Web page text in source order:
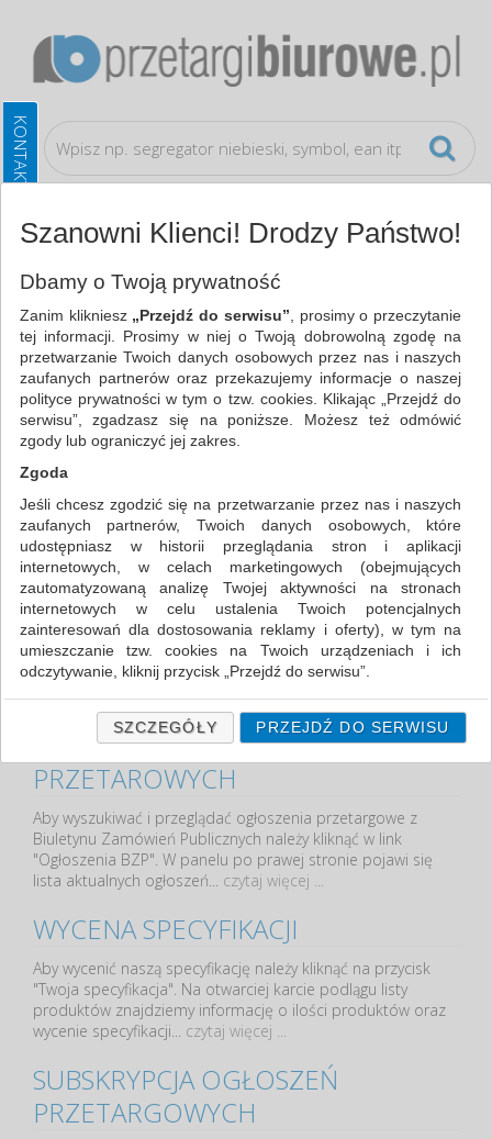
Pomoc
ZAPYTANIE OFERTOWE
Aby wysłać zapytanie ofertowe powinniśmy posiadać
założone konto użytkownika w przetargibiurowe.pl oraz
wygenerowaną specyfikację, do której oferty chcemy
otrzymać. Pierwszym krokiem w tym celu jest kliknięcie...
czytaj więcej ...
FILMY INSTRUKTAŻOWE
Poniżej znajduje się film prezentujący możliwości serwisu
przetargibiurowe.pl.czytaj więcej ...
OFISOWO
W naszym serwisie posiadamy bazę ponad 10000
produktów biurowych. Służy ona do tworzenia poprawnych i
zgodnych z prawem specyfikacji. Aby ułatwić tworzenie list
produktów umożliwiamy szybką wycenę...czytaj więcej ...
WYSZUKIWANIE OGŁOSZEŃ
PRZETAROWYCH
Aby wyszukiwać i przeglądać ogłoszenia przetargowe z
Biuletynu Zamówień Publicznych należy kliknąć w link
"Ogłoszenia BZP". W panelu po prawej stronie pojawi się
lista aktualnych ogłoszeń... czytaj więcej ...
WYCENA SPECYFIKACJI
Aby wycenić naszą specyfikację należy kliknąć na przycisk
"Twoja specyfikacja". Na otwarciej karcie podlągu listy
produktów znajdziemy informację o ilości produktów oraz
wycenie specyfikacji... czytaj więcej ...
SUBSKRYPCJA OGŁOSZEŃ
PRZETARGOWYCH
Szanowni Klienci! Drodzy Państwo!
Dbamy o Twoją prywatność
Zanim klikniesz „Przejdź do serwisu” , prosimy o przeczytanie
tej informacji. Prosimy w niej o Twoją dobrowolną zgodę na
przetwarzanie Twoich danych osobowych przez nas i naszych
zaufanych partnerów oraz przekazujemy informacje o naszej
polityce prywatności w tym o tzw. cookies. Klikając „Przejdź do
serwisu”, zgadzasz się na poniższe. Możesz też odmówić
zgody lub ograniczyć jej zakres.
Zgoda
Jeśli chcesz zgodzić się na przetwarzanie przez nas i naszych
zaufanych partnerów, Twoich danych osobowych, które
udostępniasz w historii przeglądania stron i aplikacji
internetowych, w celach marketingowych (obejmujących
zautomatyzowaną analizę Twojej aktywności na stronach
internetowych w celu ustalenia Twoich potencjalnych
zainteresowań dla dostosowania reklamy i oferty), w tym na
umieszczanie tzw. cookies na Twoich urządzeniach i ich
odczytywanie, kliknij przycisk „Przejdź do serwisu”.
Jeśli nie chcesz wyrazić zgody lub ograniczyć jej zakres, kliknij
„Szczegóły”, gdzie znajdziesz wszelkie informacje o tym jak to
zrobić . Te same informacje znajdziesz także na podstronie z
naszą polityką prywatności obowiązującą od 25 maja 2018.
wcześniejsza zgoda której udzieliliście podczas zakładania
konta. Każda Państwa zgoda jest dobrowolna i można ją w
dowolnym momencie wycofać.
Polityka prywatności (rozwiń)
Klauzula Informacyjna (rozwiń)
SZCZEGÓŁY PRZEJDŹ DO SERWISU